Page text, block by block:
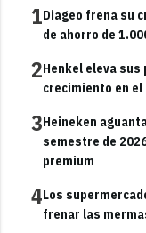
1Diageo frena su
de ahorro de
2Henkel eleva
crecimiento en
3Heineken
semestre de
premium
4Los
frenar las